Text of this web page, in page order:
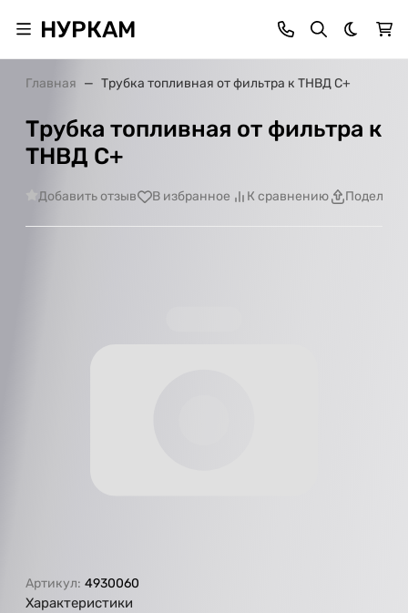
НУРКАМ Темная
Главная Трубка топливная от фильтра к ТНВД C+
Трубка топливная от фильтра к
ТНВД C+
Добавить отзыв В избранное К сравнению
Артикул: 4930060
Характеристики